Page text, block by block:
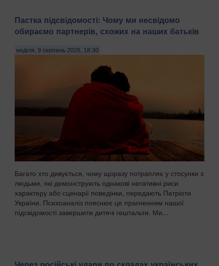
Пастка підсвідомості: Чому ми несвідомо
обираємо партнерів, схожих на наших батьків
неділя, 9 серпень 2026, 18:30
Багато хто дивується, чому щоразу потрапляє у стосунки з
людьми, які демонструють однакові негативні риси
характеру або сценарії поведінки, передають Патріоти
України. Психоаналіз пояснює це прагненням нашої
підсвідомості завершити дитячі гештальти. Ми...